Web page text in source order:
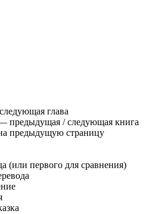
глава
предыдущая / следующая книга
предыдущую страницу
(или первого для сравнения)